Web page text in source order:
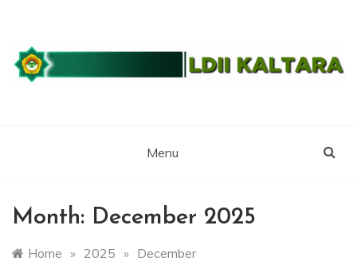
content
KALIMANTAN
UTARA
Menu
Month: December 2025
Home » 2025 » December